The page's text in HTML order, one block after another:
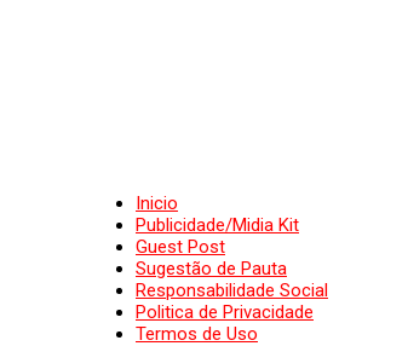
Inicio
Publicidade/Midia Kit
Guest Post
Sugestão de Pauta
Responsabilidade Social
Politica de Privacidade
Termos de Uso